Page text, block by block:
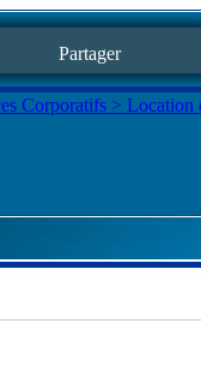
Partager